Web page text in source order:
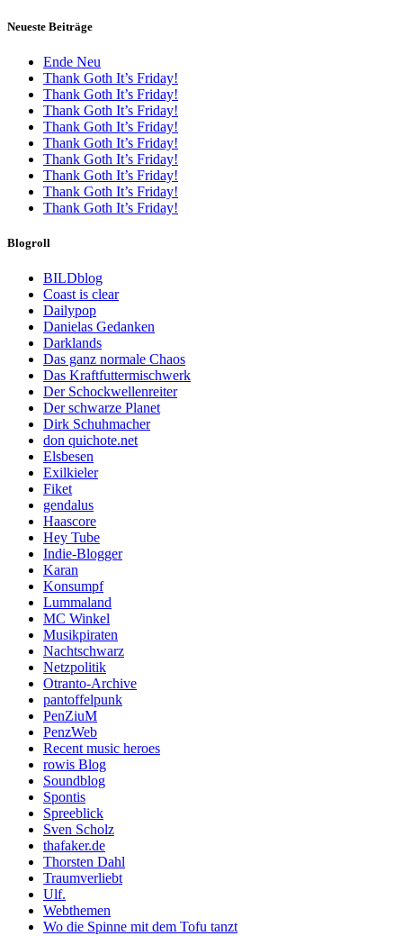
Neueste Beiträge
Ende Neu
Thank Goth It’s Friday!
Thank Goth It’s Friday!
Thank Goth It’s Friday!
Thank Goth It’s Friday!
Thank Goth It’s Friday!
Thank Goth It’s Friday!
Thank Goth It’s Friday!
Thank Goth It’s Friday!
Thank Goth It’s Friday!
Blogroll
BILDblog
Coast is clear
Dailypop
Danielas Gedanken
Darklands
Das ganz normale Chaos
Das Kraftfuttermischwerk
Der Schockwellenreiter
Der schwarze Planet
Dirk Schuhmacher
don quichote.net
Elsbesen
Exilkieler
Fiket
gendalus
Haascore
Hey Tube
Indie-Blogger
Karan
Konsumpf
Lummaland
MC Winkel
Musikpiraten
Nachtschwarz
Netzpolitik
Otranto-Archive
pantoffelpunk
PenZiuM
PenzWeb
Recent music heroes
rowis Blog
Soundblog
Spontis
Spreeblick
Sven Scholz
thafaker.de
Thorsten Dahl
Traumverliebt
Ulf.
Webthemen
Wo die Spinne mit dem Tofu tanzt